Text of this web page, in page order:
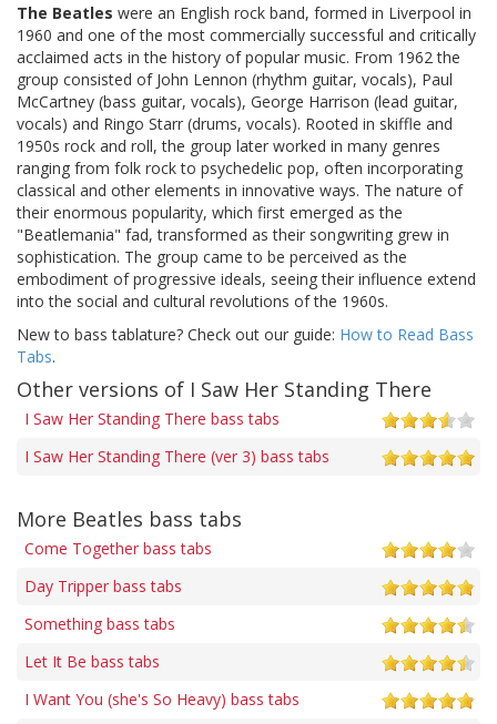
The Beatles were an English rock band, formed in Liverpool in
1960 and one of the most commercially successful and critically
acclaimed acts in the history of popular music. From 1962 the
group consisted of John Lennon (rhythm guitar, vocals), Paul
McCartney (bass guitar, vocals), George Harrison (lead guitar,
vocals) and Ringo Starr (drums, vocals). Rooted in skiffle and
1950s rock and roll, the group later worked in many genres
ranging from folk rock to psychedelic pop, often incorporating
classical and other elements in innovative ways. The nature of
their enormous popularity, which first emerged as the
"Beatlemania" fad, transformed as their songwriting grew in
sophistication. The group came to be perceived as the
embodiment of progressive ideals, seeing their influence extend
into the social and cultural revolutions of the 1960s.
New to bass tablature? Check out our guide: How to Read Bass
Tabs.
Other versions of I Saw Her Standing There
I Saw Her Standing There bass tabs
I Saw Her Standing There (ver 3) bass tabs
More Beatles bass tabs
Come Together bass tabs
Day Tripper bass tabs
Something bass tabs
Let It Be bass tabs
I Want You (she's So Heavy) bass tabs